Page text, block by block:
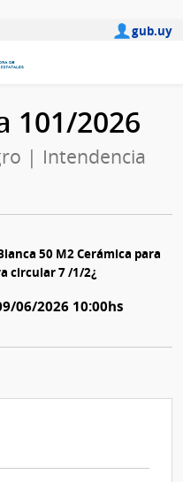
gub.uy
101/2026
| Intendencia
50 M2 Cerámica para
circular 7 /1/2¿
06/2026 10:00hs